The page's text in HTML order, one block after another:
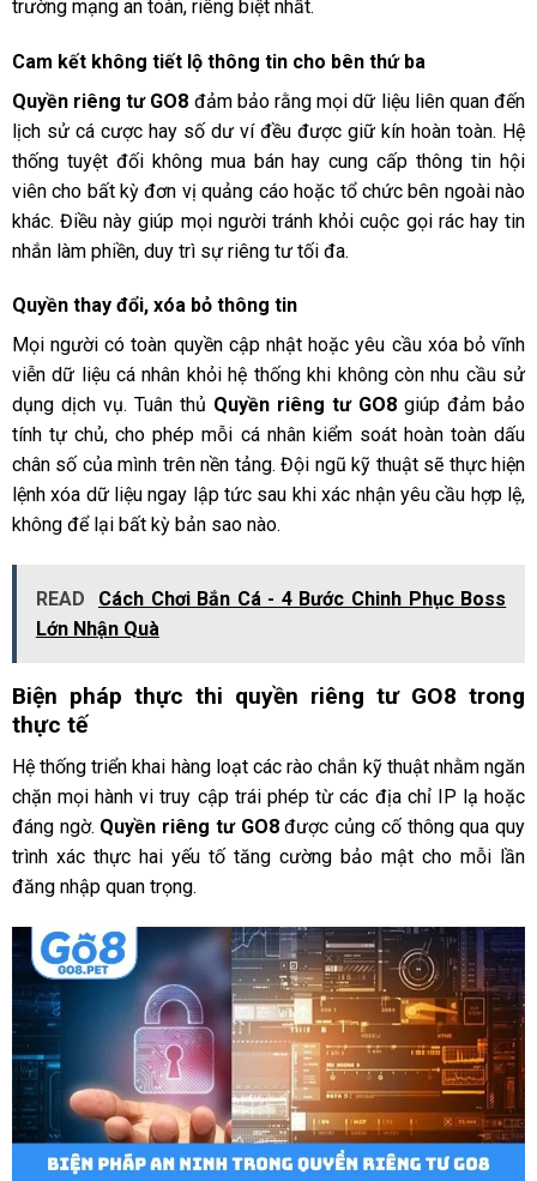
trường mạng an toàn, riêng biệt nhất.
Cam kết không tiết lộ thông tin cho bên thứ ba
Quyền riêng tư GO8 đảm bảo rằng mọi dữ liệu liên quan đến
lịch sử cá cược hay số dư ví đều được giữ kín hoàn toàn. Hệ
thống tuyệt đối không mua bán hay cung cấp thông tin hội
viên cho bất kỳ đơn vị quảng cáo hoặc tổ chức bên ngoài nào
khác. Điều này giúp mọi người tránh khỏi cuộc gọi rác hay tin
nhắn làm phiền, duy trì sự riêng tư tối đa.
Quyền thay đổi, xóa bỏ thông tin
Mọi người có toàn quyền cập nhật hoặc yêu cầu xóa bỏ vĩnh
viễn dữ liệu cá nhân khỏi hệ thống khi không còn nhu cầu sử
dụng dịch vụ. Tuân thủ Quyền riêng tư GO8 giúp đảm bảo
tính tự chủ, cho phép mỗi cá nhân kiểm soát hoàn toàn dấu
chân số của mình trên nền tảng. Đội ngũ kỹ thuật sẽ thực hiện
lệnh xóa dữ liệu ngay lập tức sau khi xác nhận yêu cầu hợp lệ,
không để lại bất kỳ bản sao nào.
READ
Cách Chơi Bắn Cá - 4 Bước Chinh Phục Boss
Lớn Nhận Quà
Biện pháp thực thi quyền riêng tư GO8 trong
thực tế
Hệ thống triển khai hàng loạt các rào chắn kỹ thuật nhằm ngăn
chặn mọi hành vi truy cập trái phép từ các địa chỉ IP lạ hoặc
đáng ngờ. Quyền riêng tư GO8được củng cố thông qua quy
trình xác thực hai yếu tố tăng cường bảo mật cho mỗi lần
đăng nhập quan trọng.